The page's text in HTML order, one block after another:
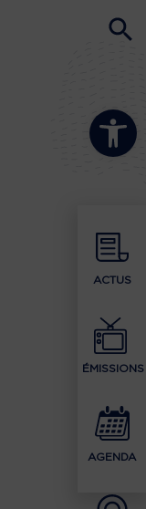
Ouvrir la
ACTUS
ÉMISSIONS
AGENDA